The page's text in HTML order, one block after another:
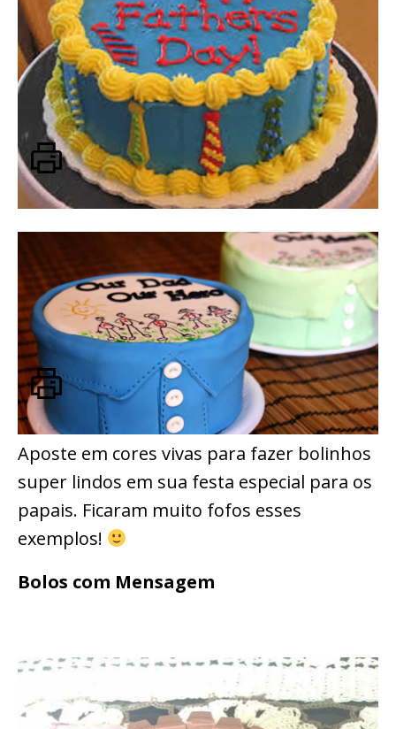
Aposte em cores vivas para fazer bolinhos
super lindos em sua festa especial para os
papais. Ficaram muito fofos esses
exemplos!
Bolos com Mensagem